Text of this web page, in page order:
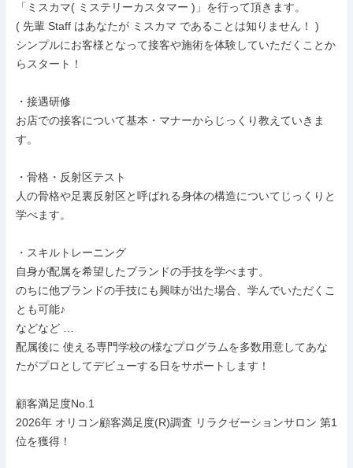
「ミスカマ( ミステリーカスタマー )」を行って頂きます。
( 先輩 Staff はあなたが ミスカマ であることは知りません！ )
シンプルにお客様となって接客や施術を体験していただくことか
らスタート！
・接遇研修
お店での接客について基本・マナーからじっくり教えていきま
す。
・骨格・反射区テスト
人の骨格や足裏反射区と呼ばれる身体の構造についてじっくりと
学べます。
・スキルトレーニング
自身が配属を希望したブランドの手技を学べます。
のちに他ブランドの手技にも興味が出た場合、学んでいただくこ
とも可能♪
などなど …
配属後に 使える専門学校の様なプログラムを多数用意してあな
たがプロとしてデビューする日をサポートします！
顧客満足度No.1
2026年 オリコン顧客満足度(R)調査 リラクゼーションサロン 第1
位を獲得！